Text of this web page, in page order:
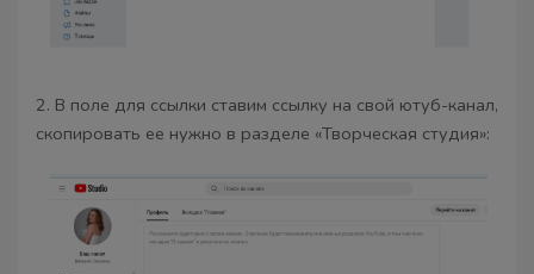
2. В поле для ссылки ставим ссылку на свой ютуб-канал,
скопировать ее нужно в разделе «Творческая студия»: